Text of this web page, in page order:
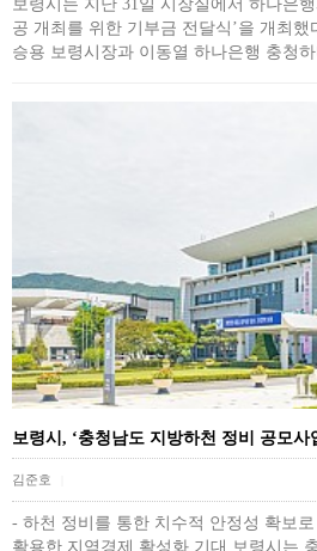
보령시는 지난 31일 시장실에서 하나은
공 개최를 위한 기부금 전달식’을 개최
승용 보령시장과 이동열 하나은행 충청
보령시, ‘충청남도 지방하천 정비 공모
김준호
- 하천 정비를 통한 치수적 안정성 확보
활용한 지역경제 활성화 기대 보령시는